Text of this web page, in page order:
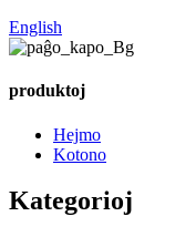
English
produktoj
Hejmo
Kotono
Kategorioj